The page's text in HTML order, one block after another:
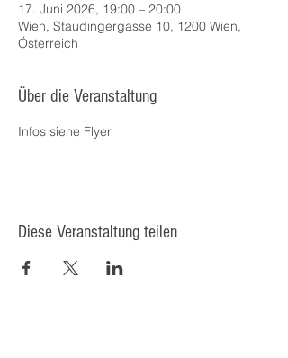
17. Juni 2026, 19:00 – 20:00
Wien, Staudingergasse 10, 1200 Wien,
Österreich
Über die Veranstaltung
Infos siehe Flyer
Diese Veranstaltung teilen